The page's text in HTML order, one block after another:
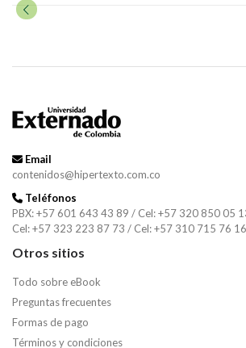
Email
contenidos@hipertexto.com.co
Teléfonos
PBX: +57 601 643 43 89 / Cel: +57 320 850 05
Cel: +57 323 223 87 73 / Cel: +57 310 715 76 16
Otros sitios
Todo sobre eBook
Preguntas frecuentes
Formas de pago
Términos y condiciones